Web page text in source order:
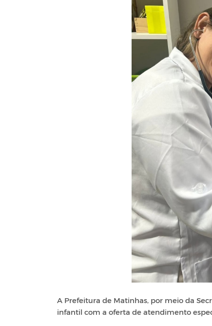
A Prefeitura de Matinhas, por meio da
infantil com a oferta de atendimento